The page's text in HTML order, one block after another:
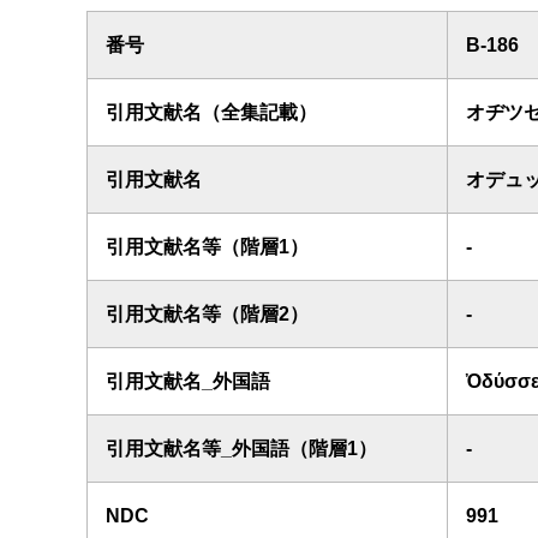
番号 B-186
引用文献名（全集記載） オヂツ
引用文献名 オデュ
引用文献名等（階層1） -
引用文献名等（階層2） -
引用文献名_外国語
引用文献名等_外国語（階層1） -
NDC 991